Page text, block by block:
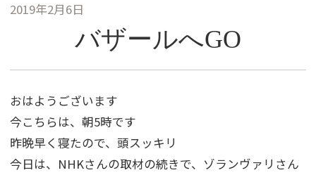
2019年2月6日
バザールへGO
おはようございます
今こちらは、朝5時です
昨晩早く寝たので、頭スッキリ
今日は、NHKさんの取材の続きで、ゾランヴァリさん